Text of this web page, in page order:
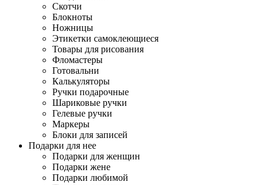
Скотчи
Блокноты
Ножницы
Этикетки самоклеющиеся
Товары для рисования
Фломастеры
Готовальни
Калькуляторы
Ручки подарочные
Шариковые ручки
Гелевые ручки
Маркеры
Блоки для записей
Подарки для нее
Подарки для женщин
Подарки жене
Подарки любимой